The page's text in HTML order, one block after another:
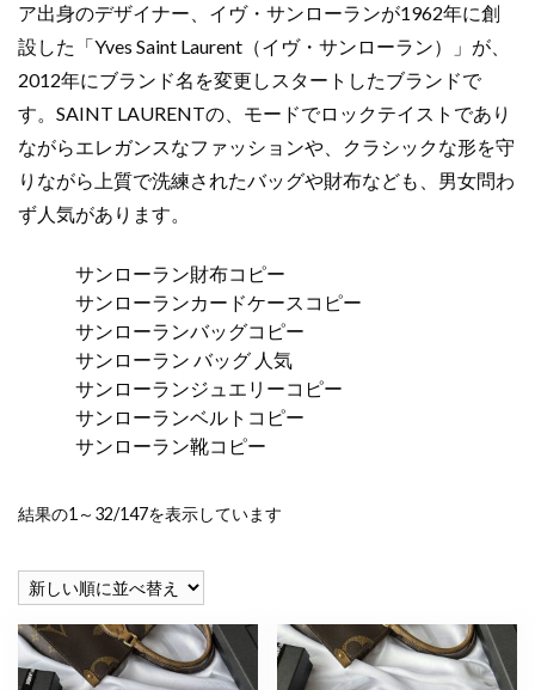
ア出身のデザイナー、イヴ・サンローランが1962年に創
設した「Yves Saint Laurent（イヴ・サンローラン）」が、
2012年にブランド名を変更しスタートしたブランドで
す。SAINT LAURENTの、モードでロックテイストであり
ながらエレガンスなファッションや、クラシックな形を守
りながら上質で洗練されたバッグや財布なども、男女問わ
ず人気があります。
サンローラン財布コピー
サンローランカードケースコピー
サンローランバッグコピー
サンローラン バッグ 人気
サンローランジュエリーコピー
サンローランベルトコピー
サンローラン靴コピー
結果の1～32/147を表示しています